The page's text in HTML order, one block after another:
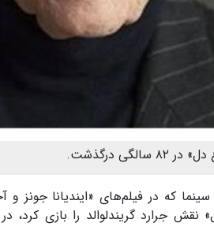
درگذشت.
سینما که در فیلم‌های «ایندیانا جونز